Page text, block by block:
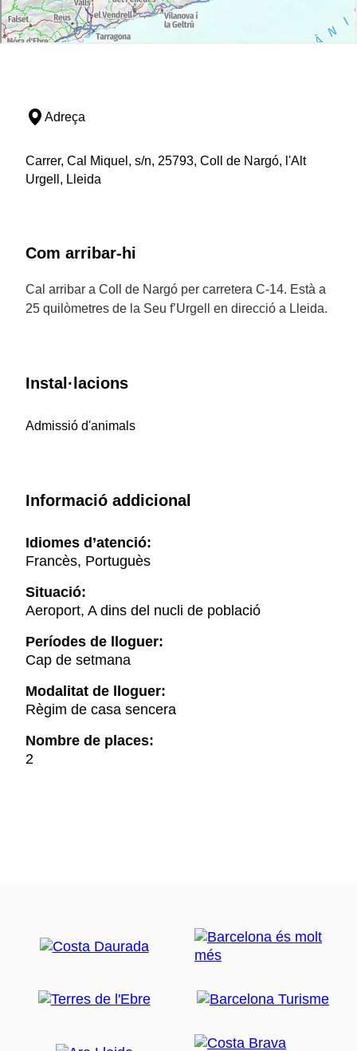
Adreça
Carrer, Cal Miquel, s/n, 25793, Coll de Nargó, l'Alt
Urgell, Lleida
Com arribar-hi
Cal arribar a Coll de Nargó per carretera C-14. Està a
25 quilòmetres de la Seu f’Urgell en direcció a Lleida.
Instal·lacions
Admissió d'animals
Informació addicional
Idiomes d’atenció:
Francès, Portuguès
Situació:
Aeroport, A dins del nucli de població
Períodes de lloguer:
Cap de setmana
Modalitat de lloguer:
Règim de casa sencera
Nombre de places:
2